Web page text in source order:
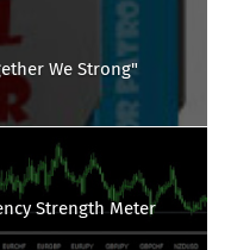
We Strong"
Strength Meter